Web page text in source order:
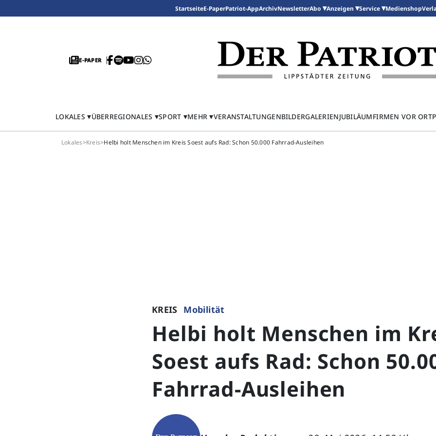
StartseiteE-PaperPatriot-AppArchivNewsletterAbo Anzeigen Service Medienshop
E-PAPER
LOKALES ÜBERREGIONALES SPORT MEHR VERANSTALTUNGENBILDERGALERIENJUBILÄUMFIRMEN VOR ORT
Lokales>Kreis>Helbi holt Menschen im Kreis Soest aufs Rad: Schon 50.000 Fahrrad-Ausleihen
KREIS Mobilität
Helbi holt Menschen im
Soest aufs Rad: Schon
Fahrrad-Ausleihen